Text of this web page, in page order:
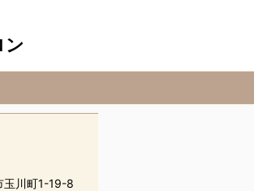
川町1-19-8